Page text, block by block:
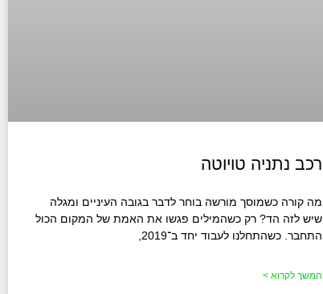
רכב נתניה טויוטה​
מה קורה כשמוסך מורשה בוחר לדבר בגובה העיניים ומגלה
שיש לזה הד? רק כשהמילים פגשו את האמת של המקום הכול
התחבר. כשהתחלנו לעבוד יחד ב־2019,
המשך לקרוא >